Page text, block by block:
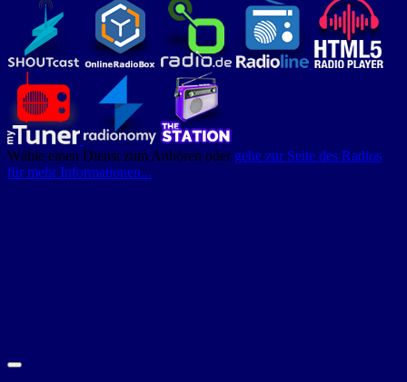
Wähle einen Dienst zum Anhören oder gehe zur Seite des Radios
für mehr Informationen...